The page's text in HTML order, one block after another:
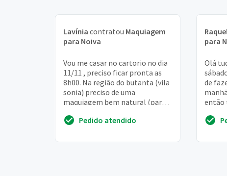
Lavínia contratou Maquiagem
para Noiva
Vou me casar no cartorio no dia
11/11 , preciso ficar pronta as
8h00. Na região do butanta (vila
sonia) preciso de uma
maquiagem bem natural (para o
Pedido atendido
para
Olá
de
então